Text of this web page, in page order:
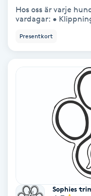
Spa-manikyr
Spraytan
Svettbehandling
Hos oss är varje
vardagar: •
Presentkort
Sophies